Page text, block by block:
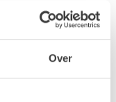
Over
komen ophalen.
of laten bezorgen. De dag
wij het voor je op! Valt
Dan plannen we